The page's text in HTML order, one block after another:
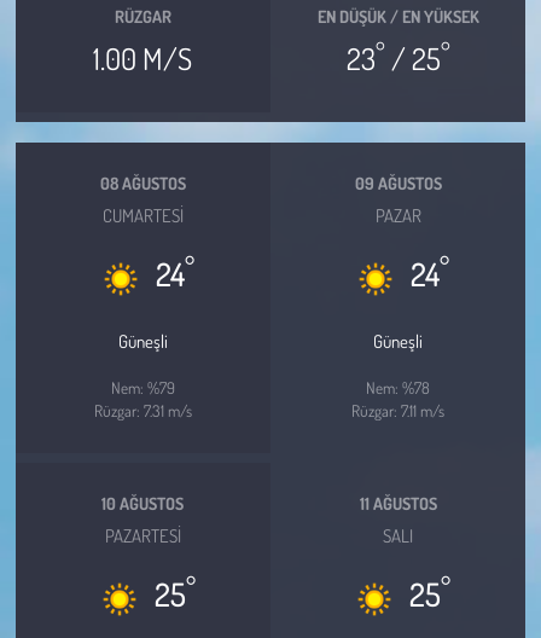
RÜZGAR
1.00 M/S
EN DÜŞÜK / EN YÜKSEK
23°/ 25°
08 AĞUSTOS
CUMARTESI
24°
Güneşli
Nem: %79
Rüzgar: 7.31 m/s
09 AĞUSTOS
PAZAR
24°
Güneşli
Nem: %78
Rüzgar: 7.11 m/s
10 AĞUSTOS
PAZARTESI
25°
11 AĞUSTOS
SALI
25°
Tarım
Kent